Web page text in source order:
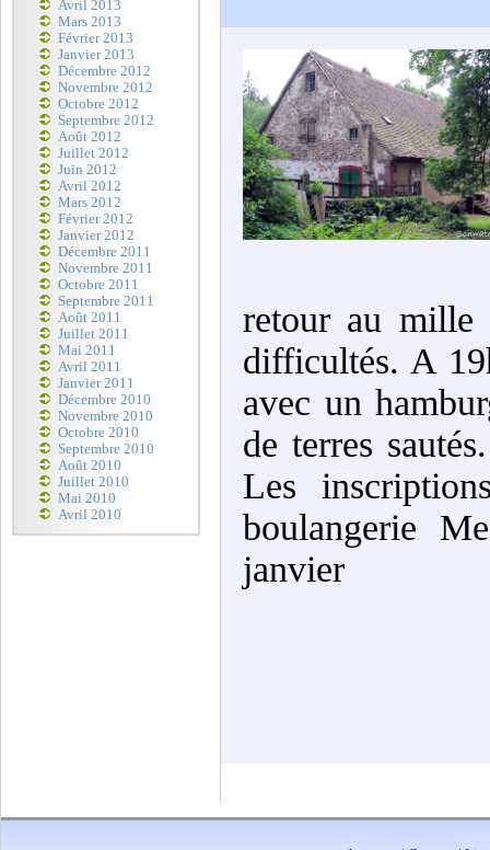
Avril 2013
Mars 2013
Février 2013
Janvier 2013
Décembre 2012
Novembre 2012
Octobre 2012
Septembre 2012
Août 2012
Juillet 2012
Juin 2012
Avril 2012
Mars 2012
Février 2012
Janvier 2012
Décembre 2011
Novembre 2011
Octobre 2011
Septembre 2011
Août 2011
Juillet 2011
Mai 2011
Avril 2011
Janvier 2011
Décembre 2010
Novembre 2010
Octobre 2010
Septembre 2010
Août 2010
Juillet 2010
Mai 2010
Avril 2010
retour au mille
difficultés. A
avec un
de terres
Les
boulangerie
janvier